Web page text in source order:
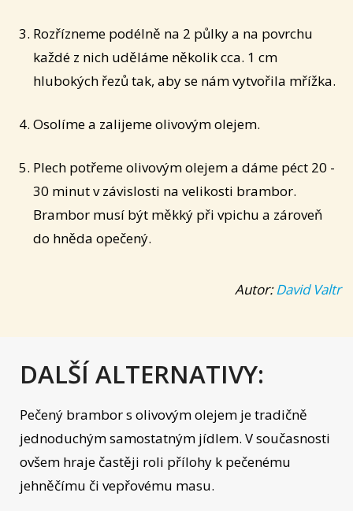
Rozřízneme podélně na 2 půlky a na povrchu
každé z nich uděláme několik cca. 1 cm
hlubokých řezů tak, aby se nám vytvořila mřížka.
Osolíme a zalijeme olivovým olejem.
Plech potřeme olivovým olejem a dáme péct 20 -
30 minut v závislosti na velikosti brambor.
Brambor musí být měkký při vpichu a zároveň
do hněda opečený.
Autor:David Valtr
DALŠÍ ALTERNATIVY:
Pečený brambor s olivovým olejem je tradičně
jednoduchým samostatným jídlem. V současnosti
ovšem hraje častěji roli přílohy k pečenému
jehněčímu či vepřovému masu.